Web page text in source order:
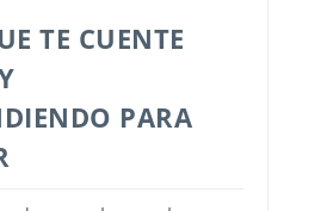
TE CUENTE
PARA